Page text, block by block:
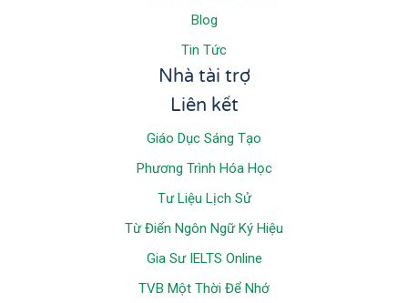
Blog
Tin Tức
Nhà tài trợ
Liên kết
Giáo Dục Sáng Tạo
Phương Trình Hóa Học
Tư Liệu Lịch Sử
Từ Điển Ngôn Ngữ Ký Hiệu
Gia Sư IELTS Online
TVB Một Thời Để Nhớ